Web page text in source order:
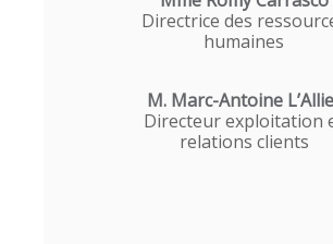
Directrice des
humaines
M. Marc-Antoine
Directeur exploitation
relations clients